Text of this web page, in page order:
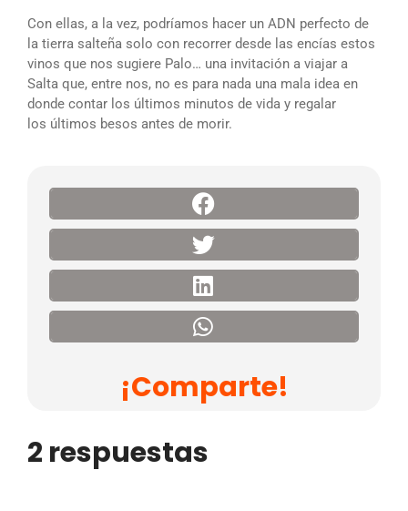
Con ellas, a la vez, podríamos hacer un ADN perfecto de
la tierra salteña solo con recorrer desde las encías estos
vinos que nos sugiere Palo… una invitación a viajar a
Salta que, entre nos, no es para nada una mala idea en
donde contar los últimos minutos de vida y regalar
los últimos besos antes de morir.
¡Comparte!
2 respuestas